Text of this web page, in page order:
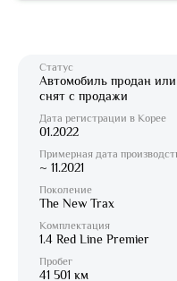
Статус
Автомобиль продан или
снят с продажи
Дата регистрации в Корее
01.2022
Примерная дата
~ 11.2021
Поколение
The New Trax
Комплектация
1.4 Red Line Premier
Пробег
41 501 км